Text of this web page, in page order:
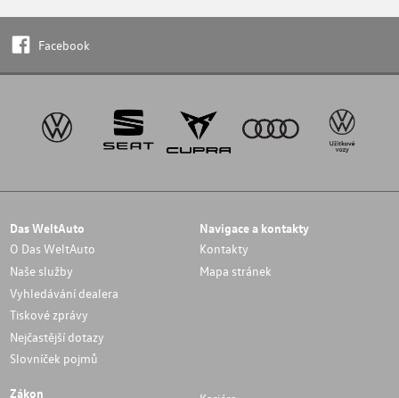
Facebook
Das WeltAuto
O Das WeltAuto
Naše služby
Vyhledávání dealera
Tiskové zprávy
Nejčastější dotazy
Slovníček pojmů
Navigace a kontakty
Kontakty
Mapa stránek
Zákon